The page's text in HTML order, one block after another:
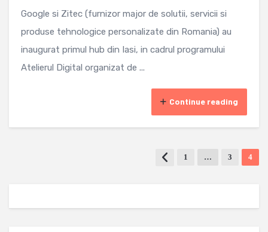
Google si Zitec (furnizor major de solutii, servicii si
produse tehnologice personalizate din Romania) au
inaugurat primul hub din Iasi, in cadrul programului
Atelierul Digital organizat de ...
Continue reading
1 … 3 4